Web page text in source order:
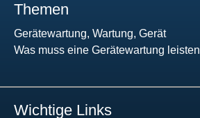
Themen
Gerätewartung, Wartung, Gerät
Was muss eine Gerätewartung leisten
Wichtige Links